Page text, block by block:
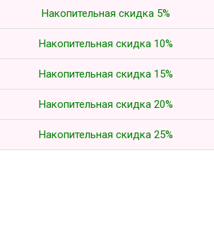
Накопительная скидка 5%
Накопительная скидка 10%
Накопительная скидка 15%
Накопительная скидка 20%
Накопительная скидка 25%